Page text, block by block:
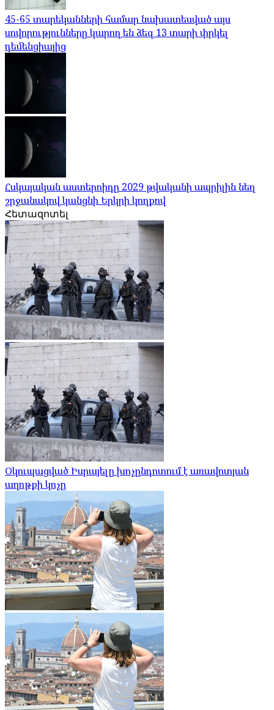
45-65 տարեկանների համար նախատեսված այս
սովորությունները կարող են ձեզ 13 տարի փրկել
դեմենցիայից
Հսկայական աստերոիդը 2029 թվականի ապրիլին նեղ
շրջանակով կանցնի Երկրի կողքով
Հետազոտել
Օկուպացված Իսրայելը խոչընդոտում է առավոտյան
աղոթքի կոչը